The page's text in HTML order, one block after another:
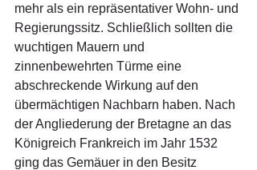
mehr als ein repräsentativer Wohn- und
Regierungssitz. Schließlich sollten die
wuchtigen Mauern und
zinnenbewehrten Türme eine
abschreckende Wirkung auf den
übermächtigen Nachbarn haben. Nach
der Angliederung der Bretagne an das
Königreich Frankreich im Jahr 1532
ging das Gemäuer in den Besitz